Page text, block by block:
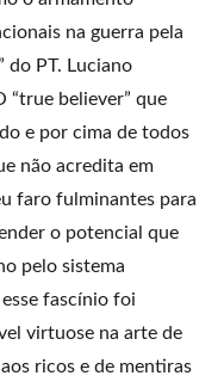
na guerra pela
do PT. Luciano
“true believer” que
e por cima de todos
não acredita em
faro fulminantes para
o potencial que
pelo sistema
fascínio foi
virtuose na arte de
ricos e de mentiras